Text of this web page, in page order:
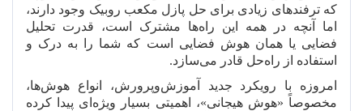
که ترفندهای زیادی برای حل پازل مکعب روبیک وجود دارند،
اما آنچه در همه این راهها مشترک است، قدرت تحلیل
فضایی یا همان هوش فضایی است که شما را به درک و
استفاده از راهحل قادر میسازد.
امروزه با رویکرد جدید آموزشوپرورش، انواع هوشها،
مخصوصاً «هوش هیجانی»، اهمیتی بسیار ویژه ای پیدا کرده